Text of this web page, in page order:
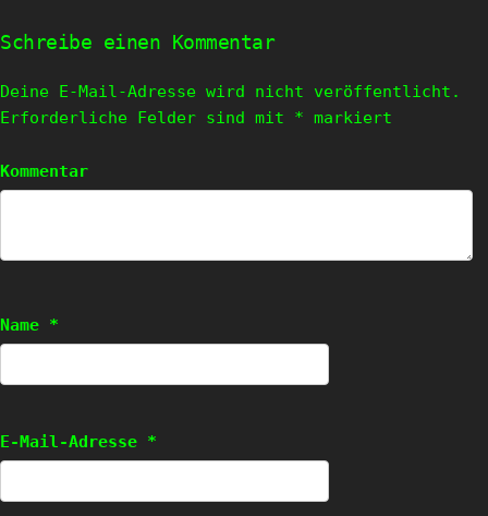
(Wird
in
geöffnet)
(Wird
in
geöffnet)
Schreibe einen Kommentar
Deine E-Mail-Adresse wird nicht veröffentlicht.
Erforderliche Felder sind mit * markiert
Kommentar
Name *
E-Mail-Adresse *